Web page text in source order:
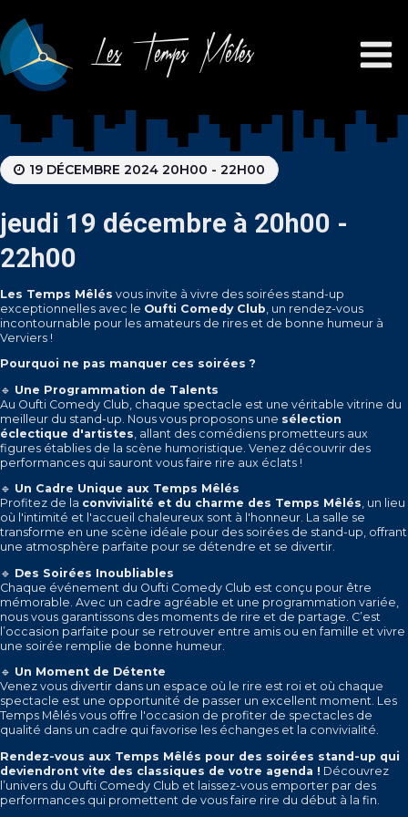
Les Temps Mêlés
19 DÉCEMBRE 2024 20H00 - 22H00
jeudi 19 décembre à 20h00 -
22h00
Les Temps Mêlés vous invite à vivre des soirées stand-up
exceptionnelles avec le Oufti Comedy Club , un rendez-vous
incontournable pour les amateurs de rires et de bonne humeur à
Verviers !
Pourquoi ne pas manquer ces soirées ?
🔹 Une Programmation de Talents
Au Oufti Comedy Club, chaque spectacle est une véritable vitrine du
meilleur du stand-up. Nous vous proposons une sélection
éclectique d'artistes , allant des comédiens prometteurs aux
figures établies de la scène humoristique. Venez découvrir des
performances qui sauront vous faire rire aux éclats !
🔹 Un Cadre Unique aux Temps Mêlés
Profitez de la convivialité et du charme des Temps Mêlés, un lieu
où l'intimité et l'accueil chaleureux sont à l'honneur. La salle se
transforme en une scène idéale pour des soirées de stand-up, offrant
une atmosphère parfaite pour se détendre et se divertir.
🔹 Des Soirées Inoubliables
Chaque événement du Oufti Comedy Club est conçu pour être
mémorable. Avec un cadre agréable et une programmation variée,
nous vous garantissons des moments de rire et de partage. C’est
l’occasion parfaite pour se retrouver entre amis ou en famille et vivre
une soirée remplie de bonne humeur.
🔹 Un Moment de Détente
Venez vous divertir dans un espace où le rire est roi et où chaque
spectacle est une opportunité de passer un excellent moment. Les
Temps Mêlés vous offre l'occasion de profiter de spectacles de
qualité dans un cadre qui favorise les échanges et la convivialité.
Rendez-vous aux Temps Mêlés pour des soirées stand-up qui
deviendront vite des classiques de votre agenda ! Découvrez
l’univers du Oufti Comedy Club et laissez-vous emporter par des
performances qui promettent de vous faire rire du début à la fin.